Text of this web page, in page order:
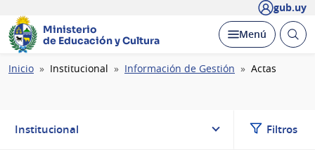
gub.uy
Ministerio
de Educación y Cultura
Desplegar
Menú Abrir
Ruta
Inicio Institucional Información de Gestión Actas
Institucional Filtros